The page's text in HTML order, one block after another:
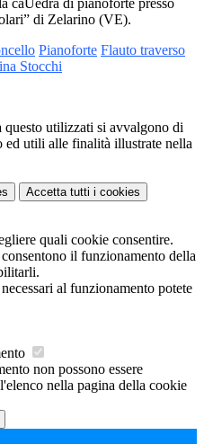
caUedra di pianoforte presso
di Zelarino (VE).
Pianoforte Flauto traverso
Stocchi
utilizzati si avvalgono di
ed utili alle finalità illustrate nella
Accetta tutti i cookies
quali cookie consentire.
il funzionamento della
al funzionamento potete
non possono essere
nella pagina della cookie